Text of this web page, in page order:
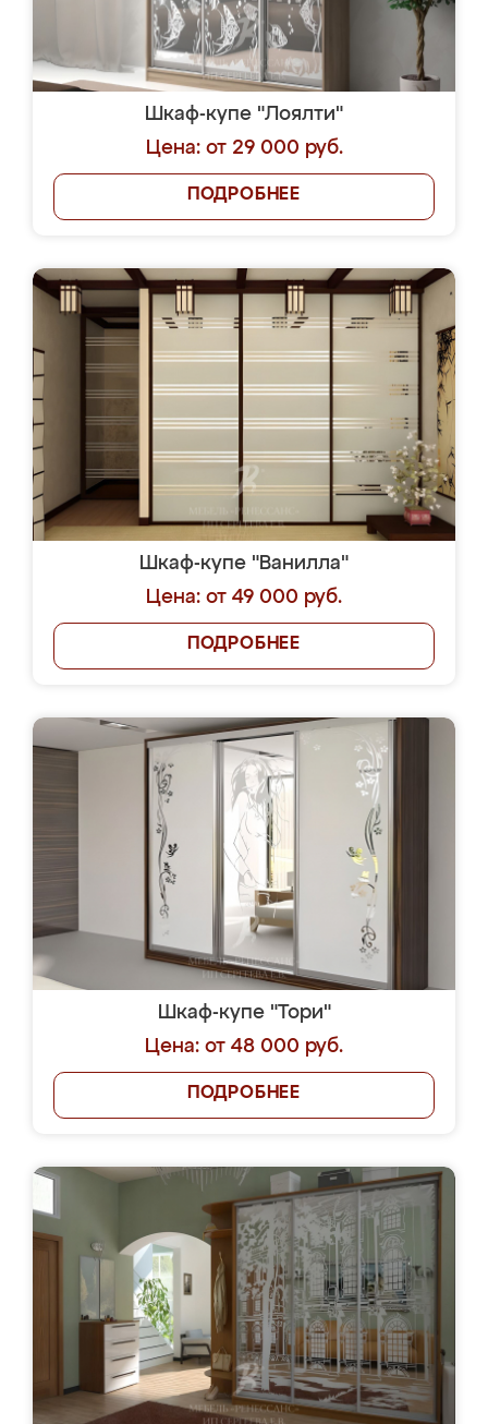
Шкаф-купе "Лоялти"
Цена: от 29 000 руб.
ПОДРОБНЕЕ
Шкаф-купе "Ванилла"
Цена: от 49 000 руб.
ПОДРОБНЕЕ
Шкаф-купе "Тори"
Цена: от 48 000 руб.
ПОДРОБНЕЕ